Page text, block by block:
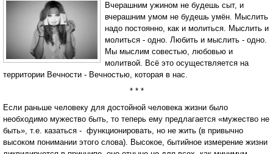
Вчерашним ужином не будешь сыт, и
вчерашним умом не будешь умён. Мыслить
надо постоянно, как и молиться. Мыслить и
молиться - одно. Любить и мыслить - одно.
Мы мыслим совестью, любовью и
молитвой. Всё это осуществляется на
территории Вечности - Вечностью, которая в нас.
* * *
Если раньше человеку для достойной человека жизни было
необходимо мужество быть, то теперь ему предлагается «мужество не
быть», т.е. казаться - функционировать, но не жить (в привычно
высоком понимании этого слова). Высокое, бытийное измерение жизни